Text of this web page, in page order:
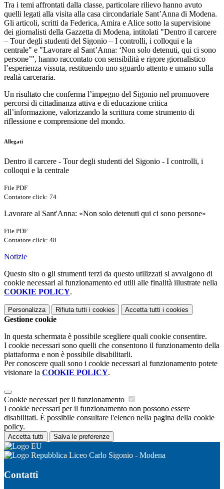
Tra i temi affrontati dalla classe, particolare rilievo hanno avuto
quelli legati alla visita alla casa circondariale Sant’Anna di Modena.
Gli articoli, scritti da Federica, Amira e Alice sotto la supervisione
dei giornalisti della Gazzetta di Modena, intitolati "Dentro il carcere
– Tour degli studenti del Sigonio – I controlli, i colloqui e la
centrale" e "Lavorare al Sant’Anna: ‘Non solo detenuti, qui ci sono
persone’", hanno raccontato con sensibilità e rigore giornalistico
l’esperienza vissuta, restituendo uno sguardo attento e umano sulla
realtà carceraria.
Un risultato che conferma l’impegno del Sigonio nel promuovere
percorsi di cittadinanza attiva e di educazione critica
all’informazione, valorizzando la scrittura come strumento di
riflessione e comprensione del mondo.
Allegati
Dentro il carcere - Tour degli studenti del Sigonio - I controlli, i
colloqui e la centrale
File PDF
Contatore click: 74
Lavorare al Sant'Anna: «Non solo detenuti qui ci sono persone»
File PDF
Contatore click: 48
Notizie
Questo sito o gli strumenti terzi da questo utilizzati si avvalgono di
cookie necessari al funzionamento ed utili alle finalità illustrate nella
COOKIE POLICY.
Personalizza Rifiuta tutti i cookies Accetta tutti i cookies
Gestione cookie
In questa schermata è possibile scegliere quali cookie consentire.
I cookie necessari sono quelli che consentono il funzionamento della
piattaforma e non è possibile disabilitarli.
Per conoscere quali sono i cookie necessari al funzionamento potete
visionare la COOKIE POLICY.
Cookie necessari per il funzionamento
I cookie necessari per il funzionamento non possono essere
disabilitati. È possibile consultare l'elenco nella pagina della cookie
policy.
Accetta tutti Salva le preferenze
Liceo Carlo Sigonio - Modena
Contatti